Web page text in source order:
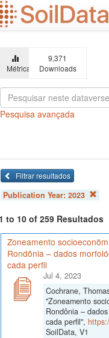
Ir
para
o
principal
Métricas
9,371
Downloads
Pesquisa avançada
Filtrar resultados
Publication Year: 2023
to 10 of 259 Resultados
Zoneamento
Rondônia – dados
cada perfil
Jul 4, 2023
Cochrane,
"Zoneamento
Rondônia –
cada perfil",
SoilData, V1